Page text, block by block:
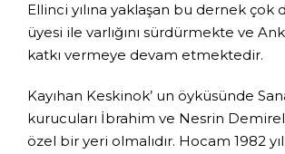
Ellinci yılına yaklaşan bu dernek çok
üyesi ile varlığını sürdürmekte ve
katkı vermeye devam etmektedir.
Kayıhan Keskinok’ un öyküsünde
kurucuları İbrahim ve Nesrin
özel bir yeri olmalıdır. Hocam 1982